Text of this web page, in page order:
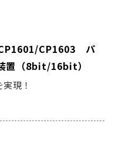
CP1603 パ
置（8bit/16bit）
現！